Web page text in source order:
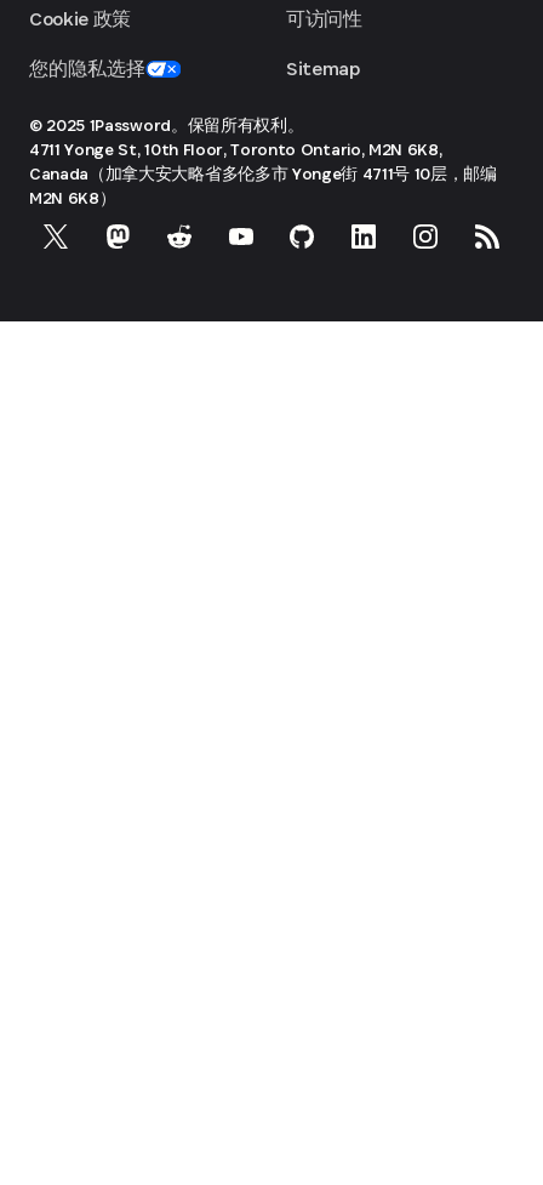
Cookie 政策
您的隐私选择
可访问性
Sitemap
© 2025 1Password。保留所有权利。
4711 Yonge St, 10th Floor, Toronto Ontario, M2N 6K8,
Canada（加拿大安大略省多伦多市 Yonge街 4711号 10层，邮编
M2N 6K8）